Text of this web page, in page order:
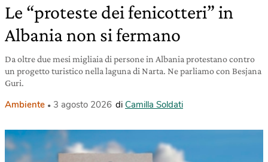
Le “proteste dei fenicotteri” in
Albania non si fermano
Da oltre due mesi migliaia di persone in Albania protestano contro
un progetto turistico nella laguna di Narta. Ne parliamo con Besjana
Guri.
Ambiente 3 agosto 2026 di Camilla Soldati